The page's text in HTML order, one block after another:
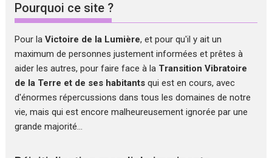
Pourquoi ce site ?
Pour laVictoire de la Lumière, et pour qu'il y ait un
maximum de personnes justement informées et prêtes à
aider les autres, pour faire face à la Transition Vibratoire
de la Terre et de ses habitants qui est en cours, avec
d'énormes répercussions dans tous les domaines de notre
vie, mais qui est encore malheureusement ignorée par une
grande majorité...